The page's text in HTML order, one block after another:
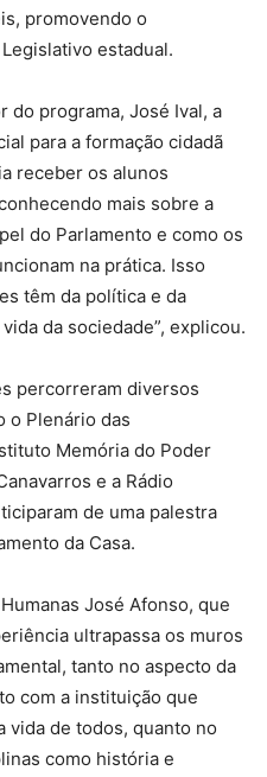
promovendo o
estadual.
do programa, José Ival, a
para a formação cidadã
receber os alunos
mais sobre a
do Parlamento e como os
na prática. Isso
têm da política e da
da sociedade”, explicou.
percorreram diversos
o Plenário das
Memória do Poder
e a Rádio
de uma palestra
da Casa.
José Afonso, que
ultrapassa os muros
tanto no aspecto da
com a instituição que
vida de todos, quanto no
como história e